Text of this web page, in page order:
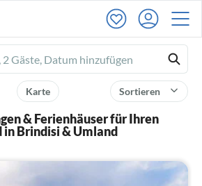
Sortieren
Karte
& Ferienhäuser für Ihren
in Brindisi & Umland